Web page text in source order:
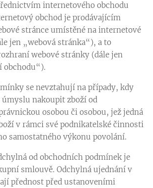
internetového obchodu
obchod je prodávajícím
stránce umístěné na internetové
jen „webová stránka“), a to
webové stránky (dále jen
obchodu“).
se nevztahují na případy, kdy
úmyslu nakoupit zboží od
osobou či osobou, jež jedná
v rámci své podnikatelské činnosti
samostatného výkonu povolání.
od obchodních podmínek je
smlouvě. Odchylná ujednání v
přednost před ustanoveními